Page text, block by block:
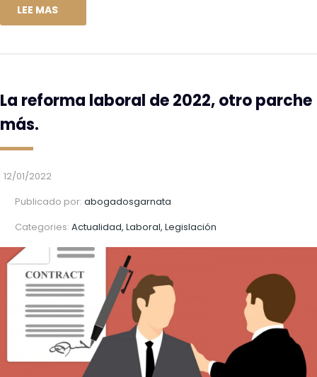
LEE MAS
La reforma laboral de 2022, otro parche
más.
12/01/2022
Publicado por: abogadosgarnata
Categories: Actualidad, Laboral, Legislación